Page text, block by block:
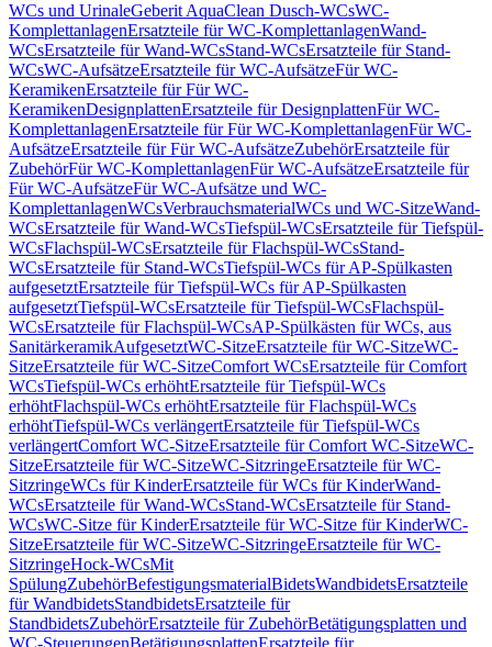
WCs und UrinaleGeberit AquaClean Dusch-WCsWC-
KomplettanlagenErsatzteile für WC-KomplettanlagenWand-
WCsErsatzteile für Wand-WCsStand-WCsErsatzteile für Stand-
WCsWC-AufsätzeErsatzteile für WC-AufsätzeFür WC-
KeramikenErsatzteile für Für WC-
KeramikenDesignplattenErsatzteile für DesignplattenFür WC-
KomplettanlagenErsatzteile für Für WC-KomplettanlagenFür WC-
AufsätzeErsatzteile für Für WC-AufsätzeZubehörErsatzteile für
ZubehörFür WC-KomplettanlagenFür WC-AufsätzeErsatzteile für
Für WC-AufsätzeFür WC-Aufsätze und WC-
KomplettanlagenWCsVerbrauchsmaterialWCs und WC-SitzeWand-
WCsErsatzteile für Wand-WCsTiefspül-WCsErsatzteile für Tiefspül-
WCsFlachspül-WCsErsatzteile für Flachspül-WCsStand-
WCsErsatzteile für Stand-WCsTiefspül-WCs für AP-Spülkasten
aufgesetztErsatzteile für Tiefspül-WCs für AP-Spülkasten
aufgesetztTiefspül-WCsErsatzteile für Tiefspül-WCsFlachspül-
WCsErsatzteile für Flachspül-WCsAP-Spülkästen für WCs, aus
SanitärkeramikAufgesetztWC-SitzeErsatzteile für WC-SitzeWC-
SitzeErsatzteile für WC-SitzeComfort WCsErsatzteile für Comfort
WCsTiefspül-WCs erhöhtErsatzteile für Tiefspül-WCs
erhöhtFlachspül-WCs erhöhtErsatzteile für Flachspül-WCs
erhöhtTiefspül-WCs verlängertErsatzteile für Tiefspül-WCs
verlängertComfort WC-SitzeErsatzteile für Comfort WC-SitzeWC-
SitzeErsatzteile für WC-SitzeWC-SitzringeErsatzteile für WC-
SitzringeWCs für KinderErsatzteile für WCs für KinderWand-
WCsErsatzteile für Wand-WCsStand-WCsErsatzteile für Stand-
WCsWC-Sitze für KinderErsatzteile für WC-Sitze für KinderWC-
SitzeErsatzteile für WC-SitzeWC-SitzringeErsatzteile für WC-
SitzringeHock-WCsMit
SpülungZubehörBefestigungsmaterialBidetsWandbidetsErsatzteile
für WandbidetsStandbidetsErsatzteile für
StandbidetsZubehörErsatzteile für ZubehörBetätigungsplatten und
WC-SteuerungenBetätigungsplattenErsatzteile für